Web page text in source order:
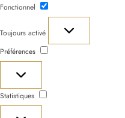
Fonctionnel
Toujours activé
Préférences
Statistiques